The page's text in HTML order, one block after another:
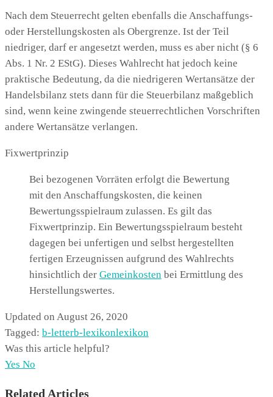
Nach dem Steuerrecht gelten ebenfalls die Anschaffungs-
oder Herstellungskosten als Obergrenze. Ist der Teil
niedriger, darf er angesetzt werden, muss es aber nicht (§ 6
Abs. 1 Nr. 2 EStG). Dieses Wahlrecht hat jedoch keine
praktische Bedeutung, da die niedrigeren Wertansätze der
Handelsbilanz stets dann für die Steuerbilanz maßgeblich
sind, wenn keine zwingende steuerrechtlichen Vorschriften
andere Wertansätze verlangen.
Fixwertprinzip
Bei bezogenen Vorräten erfolgt die Bewertung
mit den Anschaffungskosten, die keinen
Bewertungsspielraum zulassen. Es gilt das
Fixwertprinzip. Ein Bewertungsspielraum besteht
dagegen bei unfertigen und selbst hergestellten
fertigen Erzeugnissen aufgrund des Wahlrechts
hinsichtlich der Gemeinkosten bei Ermittlung des
Herstellungswertes.
Updated on August 26, 2020
Tagged: b-letterb-lexikonlexikon
Was this article helpful?
Yes No
Related Articles